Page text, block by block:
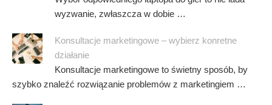
wyzwanie, zwłaszcza w dobie …
Konsultacje marketingowe – wybierz konretne
działanie
Konsultacje marketingowe to świetny sposób, by
szybko znaleźć rozwiązanie problemów z marketingiem …